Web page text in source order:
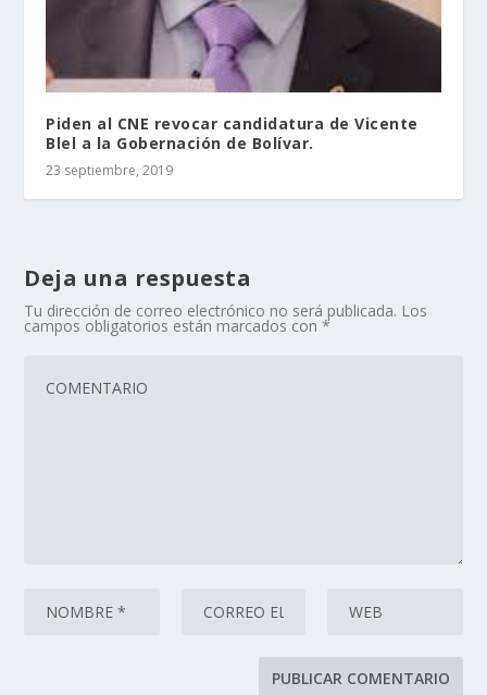
Piden al CNE revocar candidatura de Vicente
Blel a la Gobernación de Bolívar.
23 septiembre, 2019
Deja una respuesta
Tu dirección de correo electrónico no será publicada. Los
campos obligatorios están marcados con*